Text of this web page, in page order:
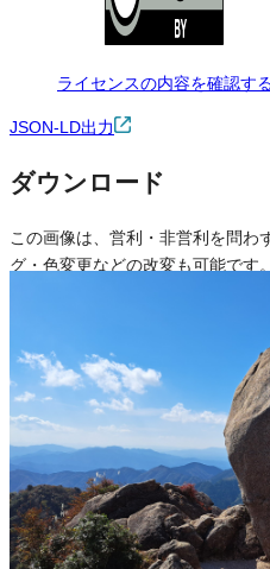
ライセンスの内容を確認す
JSON-LD出力
ダウンロード
この画像は、営利・非営利を問わ
グ・色変更などの改変も可能です
営利利用
可
改変
可
クレジット表記
必須